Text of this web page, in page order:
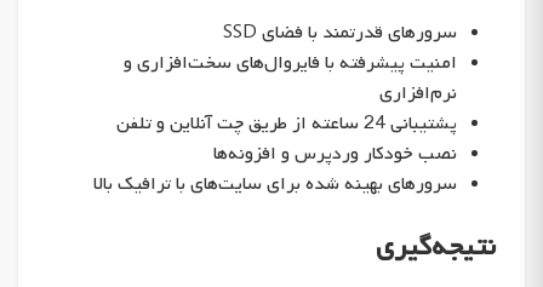
سرورهای قدرتمند با فضای SSD
امنیت پیشرفته با فایروال‌های سخت‌افزاری و
نرم‌افزاری
پشتیبانی 24 ساعته از طریق چت آنلاین و تلفن
نصب خودکار وردپرس و افزونه‌ها
سرورهای بهینه شده برای سایت‌های با ترافیک بالا
نتیجه‌گیری